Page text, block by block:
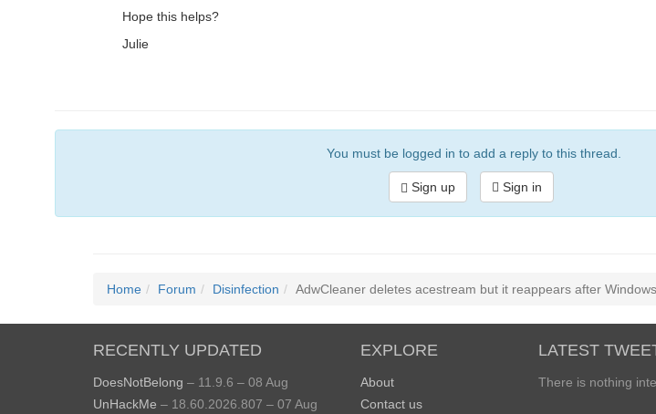
Hope this helps?
Julie
You must be logged in to add a reply to this thread.
Sign up Sign in
Home Forum Disinfection AdwCleaner deletes acestream but it reappears after
RECENTLY UPDATED
DoesNotBelong – 11.9.6 – 08 Aug
UnHackMe – 18.60.2026.807 – 07 Aug
EXPLORE
About
Contact us
LATEST
There is nothing